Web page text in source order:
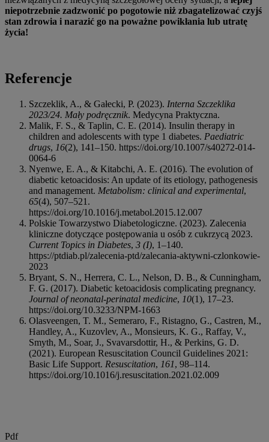
niepotrzebnie zadzwonić po pogotowie niż zbagatelizować czyjś
stan zdrowia i narazić go na poważne powikłania lub utratę
życia!
Referencje
Szczeklik, A., & Gałecki, P. (2023). Interna Szczeklika
2023/24. Mały podręcznik. Medycyna Praktyczna.
Malik, F. S., & Taplin, C. E. (2014). Insulin therapy in
children and adolescents with type 1 diabetes. Paediatric
drugs, 16(2), 141–150. https://doi.org/10.1007/s40272-014-
0064-6
Nyenwe, E. A., & Kitabchi, A. E. (2016). The evolution of
diabetic ketoacidosis: An update of its etiology, pathogenesis
and management. Metabolism: clinical and experimental,
65(4), 507–521.
https://doi.org/10.1016/j.metabol.2015.12.007
Polskie Towarzystwo Diabetologiczne. (2023). Zalecenia
kliniczne dotyczące postępowania u osób z cukrzycą 2023.
Current Topics in Diabetes, 3 (I), 1–140.
https://ptdiab.pl/zalecenia-ptd/zalecania-aktywni-czlonkowie-
2023
Bryant, S. N., Herrera, C. L., Nelson, D. B., & Cunningham,
F. G. (2017). Diabetic ketoacidosis complicating pregnancy.
Journal of neonatal-perinatal medicine, 10(1), 17–23.
https://doi.org/10.3233/NPM-1663
Olasveengen, T. M., Semeraro, F., Ristagno, G., Castren, M.,
Handley, A., Kuzovlev, A., Monsieurs, K. G., Raffay, V.,
Smyth, M., Soar, J., Svavarsdottir, H., & Perkins, G. D.
(2021). European Resuscitation Council Guidelines 2021:
Basic Life Support. Resuscitation, 161, 98–114.
https://doi.org/10.1016/j.resuscitation.2021.02.009
Pdf